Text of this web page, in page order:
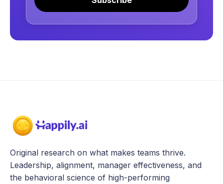
Original research on what makes teams thrive.
Leadership, alignment, manager effectiveness, and
the behavioral science of high-performing